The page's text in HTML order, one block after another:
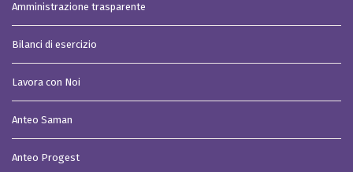
Amministrazione trasparente
Bilanci di esercizio
Lavora con Noi
Anteo Saman
Anteo Progest